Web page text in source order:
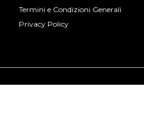
Termini e Condizioni Generali
Privacy Policy